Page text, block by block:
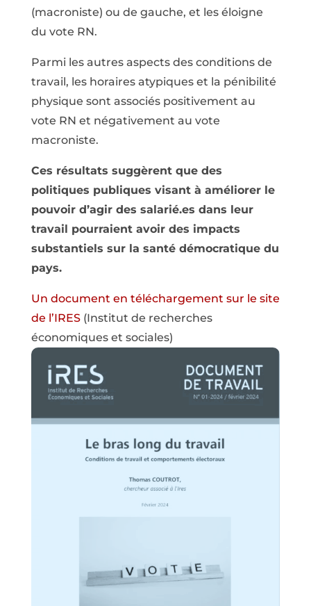
(macroniste) ou de gauche, et les éloigne
du vote RN.
Parmi les autres aspects des conditions de
travail, les horaires atypiques et la pénibilité
physique sont associés positivement au
vote RN et négativement au vote
macroniste.
Ces résultats suggèrent que des
politiques publiques visant à améliorer le
pouvoir d’agir des salarié.es dans leur
travail pourraient avoir des impacts
substantiels sur la santé démocratique du
pays.
Un document en téléchargement sur le site
de l’IRES(Institut de recherches
économiques et sociales)